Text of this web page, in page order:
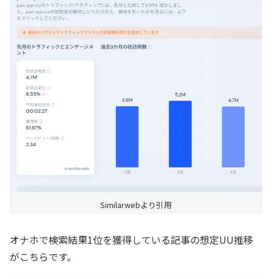
Similarwebより引用
オナホで検索結果1位を獲得している記事の想定UU推移
がこちらです。